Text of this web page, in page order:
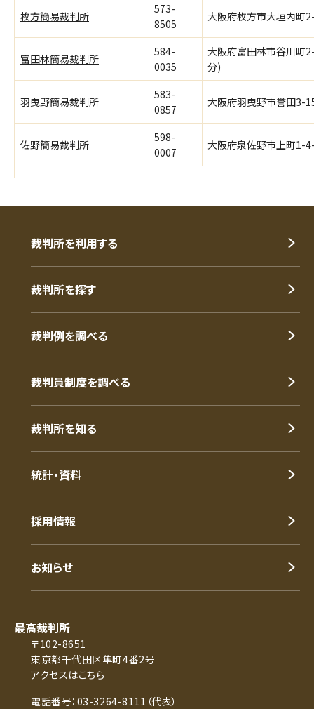
枚方簡易裁判所
573-
8505
大阪府枚方市大垣内町
富田林簡易裁判所
584-
0035
大阪府富田林市谷川町
分)
羽曳野簡易裁判所
583-
0857
大阪府羽曳野市誉田3-
佐野簡易裁判所
598-
0007
大阪府泉佐野市上町1-
裁判所を利用する
裁判所を探す
裁判例を調べる
裁判員制度を調べる
裁判所を知る
統計・資料
採用情報
お知らせ
最高裁判所
〒102-8651
東京都千代田区隼町4番2号
アクセスはこちら
電話番号：03-3264-8111（代表）